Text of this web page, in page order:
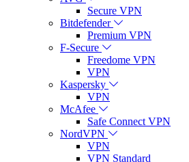
Secure VPN
Bitdefender
Premium VPN
F-Secure
Freedome VPN
VPN
Kaspersky
VPN
McAfee
Safe Connect VPN
NordVPN
VPN
VPN Standard